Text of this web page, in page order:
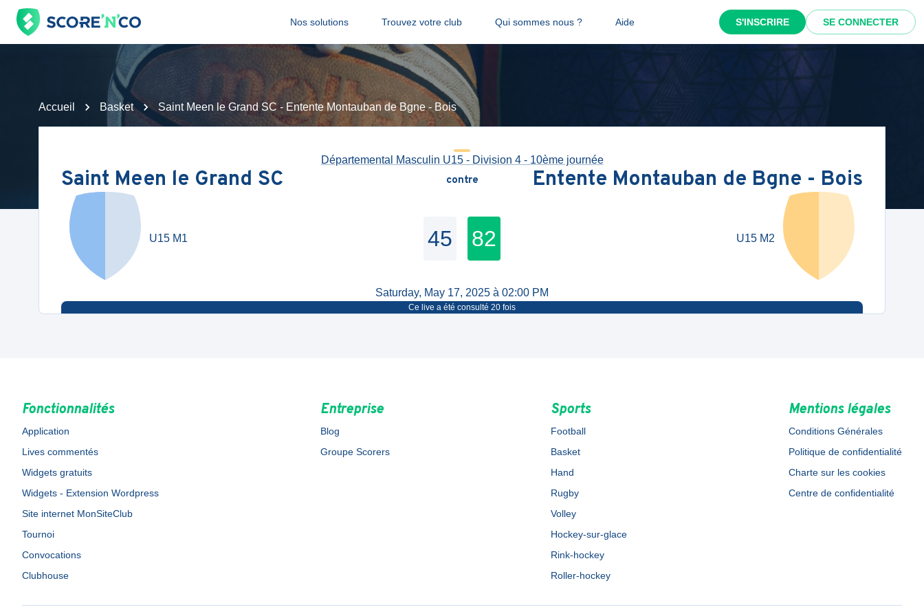
Nos solutions Trouvez votre club Qui sommes nous ? Aide S'INSCRIRE SE CONNECTER
Accueil Basket Saint Meen le Grand SC - Entente Montauban de Bgne - Bois
Départemental Masculin U15 - Division 4 - 10ème journée
Saint Meen le Grand SC contre Entente Montauban de Bgne - Bois
U15 M1 45 82 U15 M2
Saturday, May 17, 2025 à 02:00 PM
Ce live a été consulté 20 fois
Fonctionnalités
Application
Lives commentés
Widgets gratuits
Widgets - Extension Wordpress
Site internet MonSiteClub
Tournoi
Convocations
Clubhouse
Entreprise
Blog
Groupe Scorers
Sports
Football
Basket
Hand
Rugby
Volley
Hockey-sur-glace
Rink-hockey
Roller-hockey
Mentions légales
Conditions Générales
Politique de confidentialité
Charte sur les cookies
Centre de confidentialité